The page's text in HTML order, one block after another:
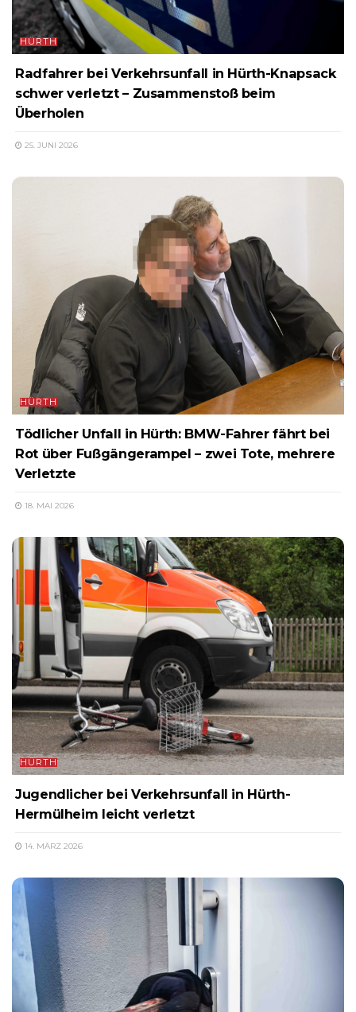
HÜRTH
Radfahrer bei Verkehrsunfall in Hürth-Knapsack
schwer verletzt – Zusammenstoß beim
Überholen
25. JUNI 2026
HÜRTH
Tödlicher Unfall in Hürth: BMW-Fahrer fährt bei
Rot über Fußgängerampel – zwei Tote, mehrere
Verletzte
18. MAI 2026
HÜRTH
Jugendlicher bei Verkehrsunfall in Hürth-
Hermülheim leicht verletzt
14. MÄRZ 2026